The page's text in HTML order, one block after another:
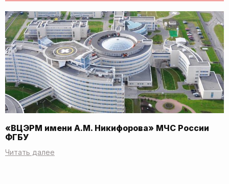
«ВЦЭРМ имени А.М. Никифорова» МЧС России
ФГБУ
Читать далее